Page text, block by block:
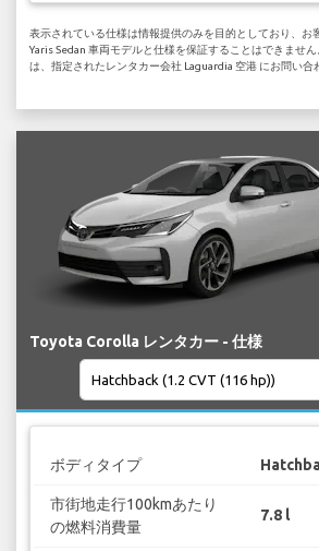
表示されている仕様は情報提供のみを目的としており、お
Yaris Sedan 車両モデルと仕様を保証することはできませ
は、指定されたレンタカー会社 Laguardia 空港 にお問い合
Toyota Corolla レンタカー - 仕様
ボディタイプ
市街地走行100kmあたり
の燃料消費量
7.8 l